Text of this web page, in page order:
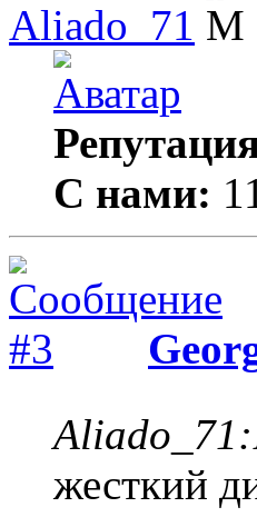
Aliado_71
С нами:
Aliado_71:
жесткий